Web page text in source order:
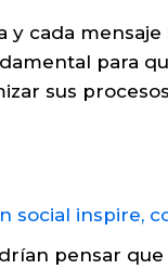
y cada
para
sus
pensar